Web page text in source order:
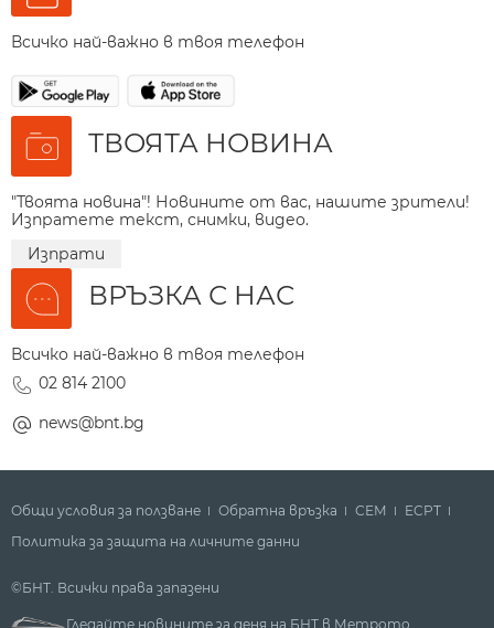
Всичко най-важно в твоя телефон
ТВОЯТА НОВИНА
"Твоята новина"! Новините от вас, нашите зрители!
Изпратете текст, снимки, видео.
Изпрати
ВРЪЗКА С НАС
Всичко най-важно в твоя телефон
02 814 2100
news@bnt.bg
Общи условия за ползване Обратна връзка СЕМ
ECPT
Политика за защита на личните данни
©БНТ. Всички права запазени
Гледайте новините за деня на БНТ в Метрото